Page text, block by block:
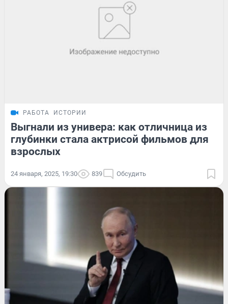
РАБОТА ИСТОРИИ
Выгнали из универа: как отличница из
глубинки стала актрисой фильмов для
взрослых
24 января, 2025, 19:30 839 Обсудить